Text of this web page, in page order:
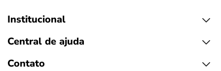
Institucional
Central de ajuda
Contato